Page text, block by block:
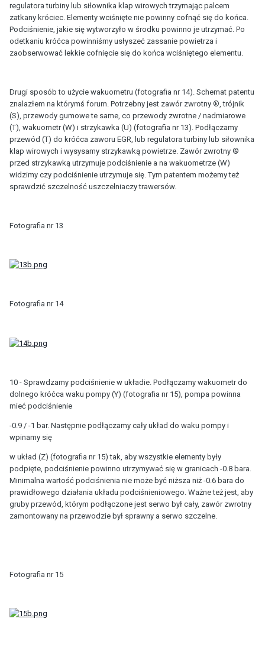
regulatora turbiny lub siłownika klap wirowych trzymając palcem
zatkany króciec. Elementy wciśnięte nie powinny cofnąć się do końca.
Podciśnienie, jakie się wytworzyło w środku powinno je utrzymać. Po
odetkaniu króćca powinniśmy usłyszeć zassanie powietrza i
zaobserwować lekkie cofnięcie się do końca wciśniętego elementu.
Drugi sposób to użycie wakuometru (fotografia nr 14). Schemat patentu
znalazłem na którymś forum. Potrzebny jest zawór zwrotny ®, trójnik
(S), przewody gumowe te same, co przewody zwrotne / nadmiarowe
(T), wakuometr (W) i strzykawka (U) (fotografia nr 13). Podłączamy
przewód (T) do króćca zaworu EGR, lub regulatora turbiny lub siłownika
klap wirowych i wysysamy strzykawką powietrze. Zawór zwrotny ®
przed strzykawką utrzymuje podciśnienie a na wakuometrze (W)
widzimy czy podciśnienie utrzymuje się. Tym patentem możemy też
sprawdzić szczelność uszczelniaczy trawersów.
Fotografia nr 13
Fotografia nr 14
10 - Sprawdzamy podciśnienie w układie. Podłączamy wakuometr do
dolnego króćca waku pompy (Y) (fotografia nr 15), pompa powinna
mieć podciśnienie
-0.9 / -1 bar. Następnie podłączamy cały układ do waku pompy i
wpinamy się
w układ (Z) (fotografia nr 15) tak, aby wszystkie elementy były
podpięte, podciśnienie powinno utrzymywać się w granicach -0.8 bara.
Minimalna wartość podciśnienia nie może być niższa niż -0.6 bara do
prawidłowego działania układu podciśnieniowego. Ważne też jest, aby
gruby przewód, którym podłączone jest serwo był cały, zawór zwrotny
zamontowany na przewodzie był sprawny a serwo szczelne.
Fotografia nr 15